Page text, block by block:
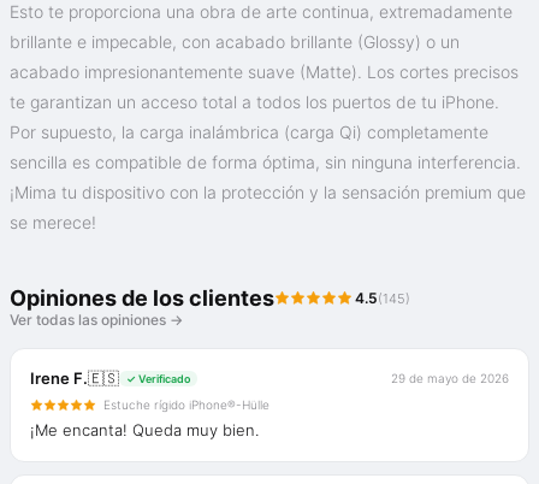
Esto te proporciona una obra de arte continua, extremadamente
brillante e impecable, con acabado brillante (Glossy) o un
acabado impresionantemente suave (Matte). Los cortes precisos
te garantizan un acceso total a todos los puertos de tu iPhone.
Por supuesto, la carga inalámbrica (carga Qi) completamente
sencilla es compatible de forma óptima, sin ninguna interferencia.
¡Mima tu dispositivo con la protección y la sensación premium que
se merece!
Opiniones de los clientes 4.5(145)
Ver todas las opiniones →
Irene F.🇪🇸 ✓ Verificado
29 de mayo de 2026
Estuche rígido iPhone®-Hülle
¡Me encanta! Queda muy bien.